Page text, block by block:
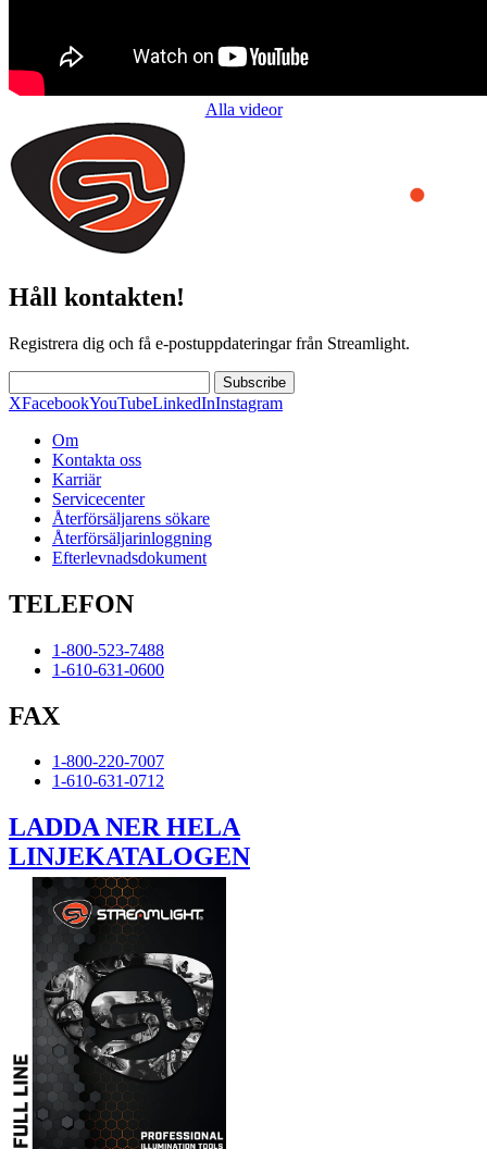
Alla videor
Håll kontakten!
Registrera dig och få e-postuppdateringar från Streamlight.
Subscribe
XFacebookYouTubeLinkedInInstagram
Om
Kontakta oss
Karriär
Servicecenter
Återförsäljarens sökare
Återförsäljarinloggning
Efterlevnadsdokument
TELEFON
1-800-523-7488
1-610-631-0600
FAX
1-800-220-7007
1-610-631-0712
LADDA NER HELA
LINJEKATALOGEN